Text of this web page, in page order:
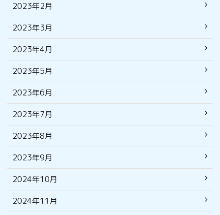
2023年2月
2023年3月
2023年4月
2023年5月
2023年6月
2023年7月
2023年8月
2023年9月
2024年10月
2024年11月